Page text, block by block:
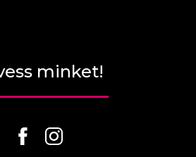
minket!